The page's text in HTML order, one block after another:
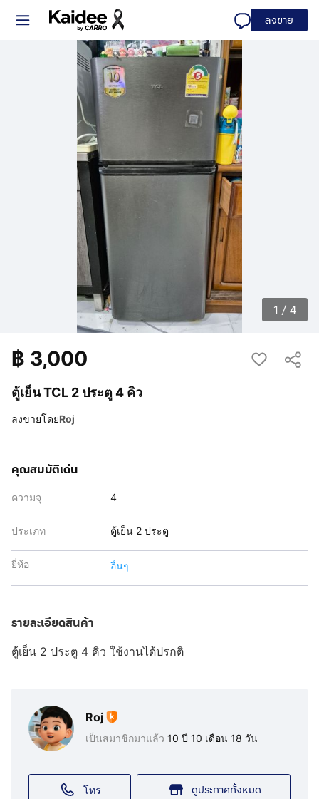
ลงขาย
1 / 4
ตู้เย็น TCL 2 ประตู 4 คิว
฿ 3,000
ลงขายโดยRoj
คุณสมบัติเด่น
ความจุ 4
ประเภท ตู้เย็น 2 ประตู
ยี่ห้อ อื่นๆ
รายละเอียดสินค้า
ตู้เย็น 2 ประตู 4 คิว ใช้งานได้ปรกติ
Roj
เป็นสมาชิกมาแล้ว 10 ปี 10 เดือน 18 วัน
โทร ดูประกาศทั้งหมด